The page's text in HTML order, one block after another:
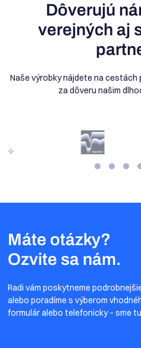
Dôverujú
verejných aj
Naše výrobky nájdete na cestách
za dôveru našim
Máte otázky?
Ozvite sa nám.
Radi vám poskytneme
alebo poradíme s výberom
formulár alebo telefonicky – sme